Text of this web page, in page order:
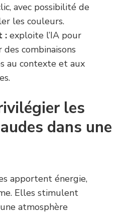
avec possibilité de
les couleurs.
: exploite l’IA pour
des combinaisons
au contexte et aux
les
dans une
apportent énergie,
Elles stimulent
atmosphère